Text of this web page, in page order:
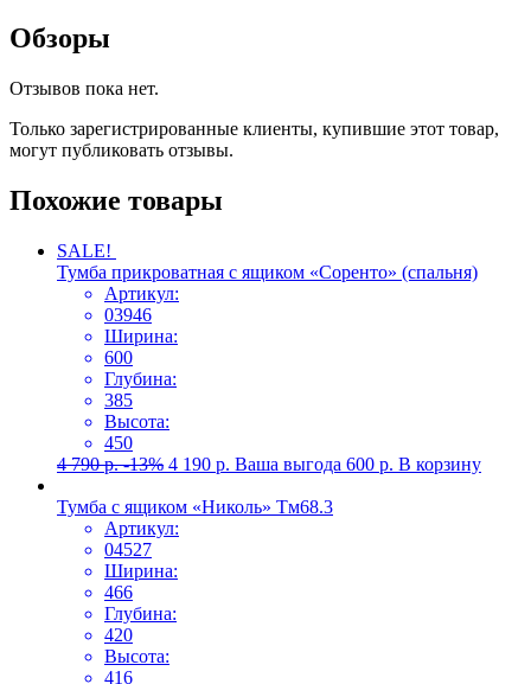
Обзоры
Отзывов пока нет.
Только зарегистрированные клиенты, купившие этот товар,
могут публиковать отзывы.
Похожие товары
SALE!
Тумба прикроватная с ящиком «Соренто» (спальня)
Артикул:
03946
Ширина:
600
Глубина:
385
Высота:
450
4 790р. -13% 4 190 р. Ваша выгода 600 р. В корзину
Тумба с ящиком «Николь» Тм68.3
Артикул:
04527
Ширина:
466
Глубина:
420
Высота:
416